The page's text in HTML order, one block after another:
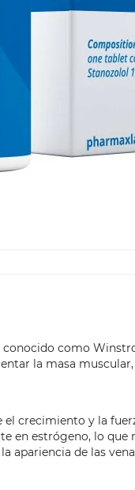
como
la masa
el crecimiento y la
en estrógeno, lo
apariencia de las